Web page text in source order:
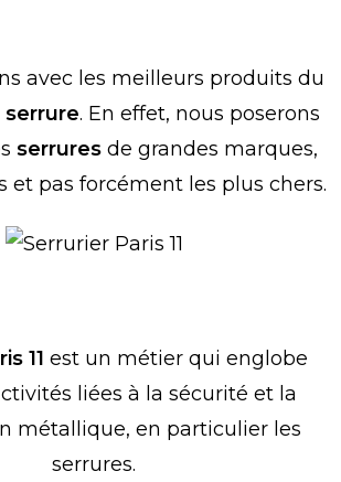
avec les meilleurs produits du
serrure. En effet, nous poserons
serruresde grandes marques,
et pas forcément les plus chers.
11 est un métier qui englobe
liées à la sécurité et la
métallique, en particulier les
serrures.